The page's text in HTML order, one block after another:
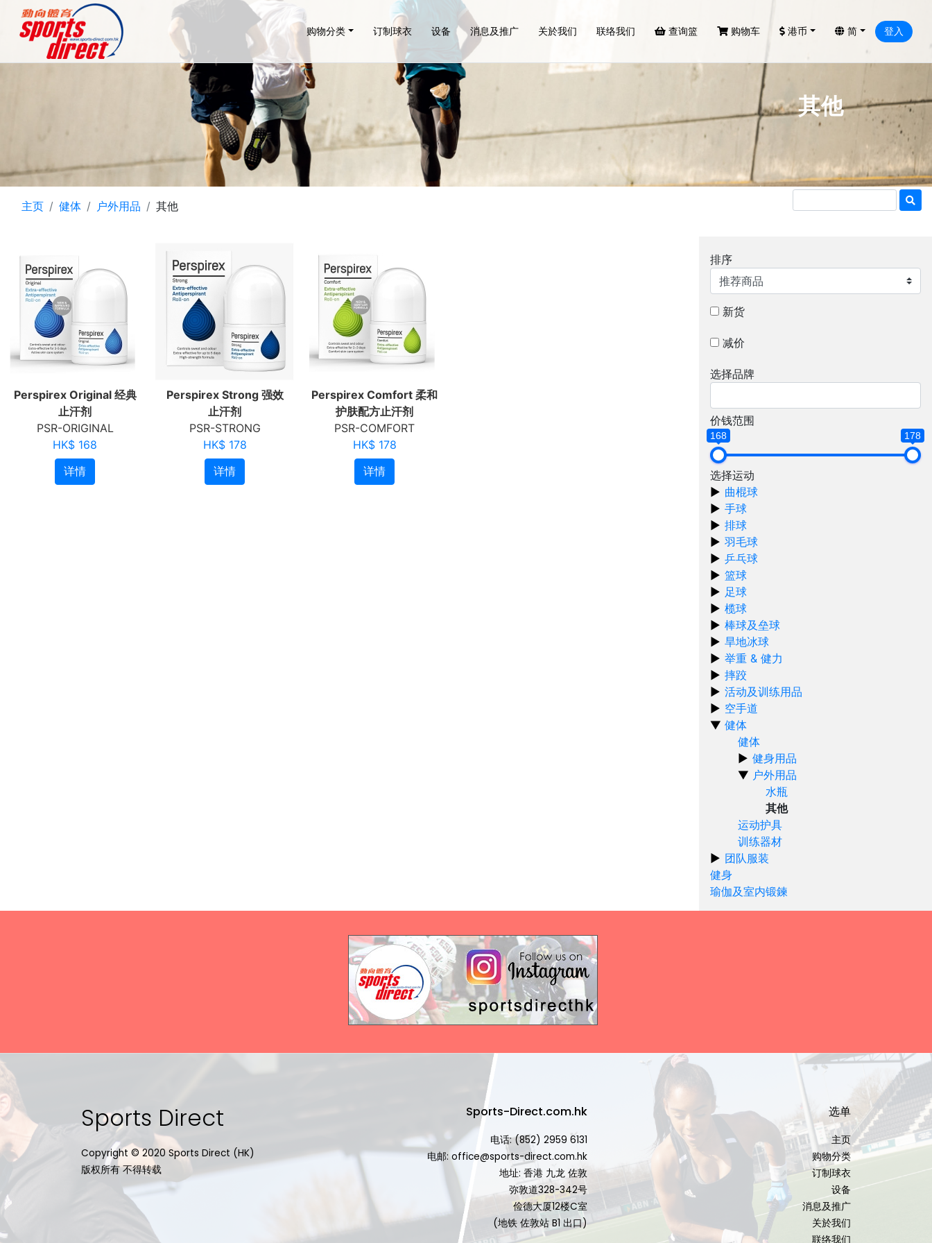
购物分类 订制球衣 设备 消息及推广 关於我们 联络我们 查询篮 购物车 港币 简 登入
其他
主页 健体 户外用品 其他
Perspirex Original 经典
止汗剂
PSR-ORIGINAL
HK$ 168
详情
Perspirex Strong 强效
止汗剂
PSR-STRONG
HK$ 178
详情
Perspirex Comfort 柔和
护肤配方止汗剂
PSR-COMFORT
HK$ 178
详情
排序
新货
减价
选择品牌
价钱范围
168 178
选择运动
曲棍球
手球
排球
羽毛球
乒乓球
篮球
足球
榄球
棒球及垒球
旱地冰球
举重 & 健力
摔跤
活动及训练用品
空手道
健体
健体
健身用品
户外用品
水瓶
其他
运动护具
训练器材
团队服装
健身
瑜伽及室内锻鍊
Sports Direct
Copyright © 2020 Sports Direct (HK)
版权所有 不得转载
Sports-Direct.com.hk
电话: (852) 2959 6131
电邮: office@sports-direct.com.hk
地址: 香港 九龙 佐敦
弥敦道328-342号
俭德大厦12楼C室
(地铁 佐敦站 B1 出口)
选单
主页
购物分类
订制球衣
设备
消息及推广
关於我们
联络我们